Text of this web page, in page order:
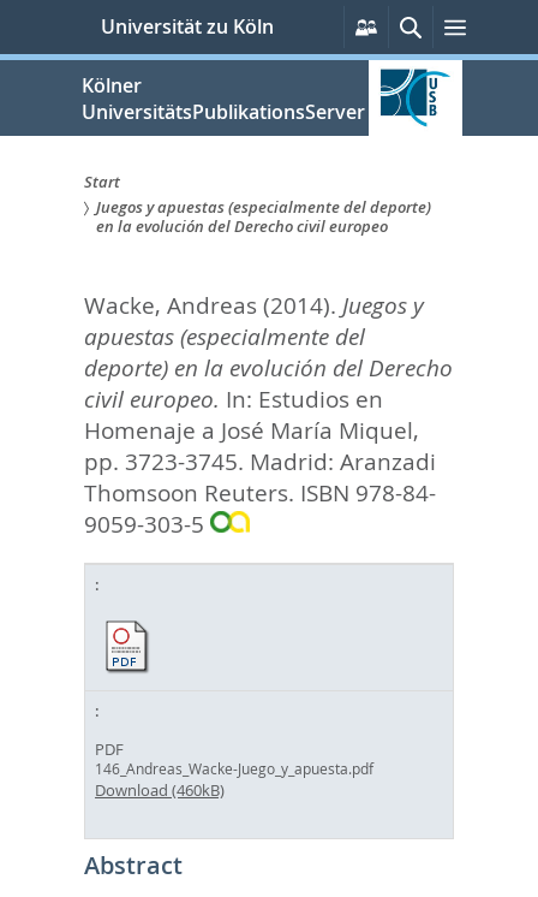
springen
Universität zu Köln
Persönliche
Services
SucheMenü
Kölner
UniversitätsPublikationsServer
Sie
hier:
Start
Juegos y apuestas (especialmente del deporte)
en la evolución del Derecho civil europeo
Wacke, Andreas(2014). Juegos y
apuestas (especialmente del
deporte) en la evolución del Derecho
civil europeo. In: Estudios en
Homenaje a José María Miquel,
pp. 3723-3745. Madrid: Aranzadi
Thomsoon Reuters. ISBN 978-84-
9059-303-5
PDF
146_Andreas_Wacke-Juego_y_apuesta.pdf
Download (460kB)
Abstract